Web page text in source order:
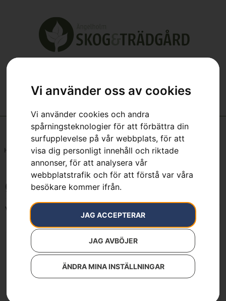
Vi använder oss av cookies
Vi använder cookies och andra
spårningsteknologier för att förbättra din
surfupplevelse på vår webbplats, för att
visa dig personligt innehåll och riktade
annonser, för att analysera vår
webbplatstrafik och för att förstå var våra
besökare kommer ifrån.
JAG ACCEPTERAR
JAG AVBÖJER
ÄNDRA MINA INSTÄLLNINGAR
Hem Ø2,4mm, 90m
Ø2,4mm, 90m
Visar alla 3 resultat